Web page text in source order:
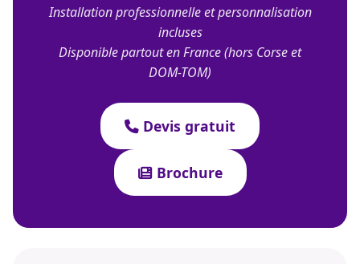
Installation professionnelle et personnalisation
incluses
Disponible partout en France (hors Corse et
DOM-TOM)
Devis gratuit
Brochure